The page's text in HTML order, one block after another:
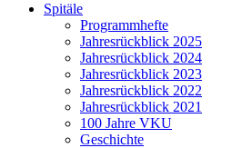
Spitäle
Programmhefte
Jahresrückblick 2025
Jahresrückblick 2024
Jahresrückblick 2023
Jahresrückblick 2022
Jahresrückblick 2021
100 Jahre VKU
Geschichte